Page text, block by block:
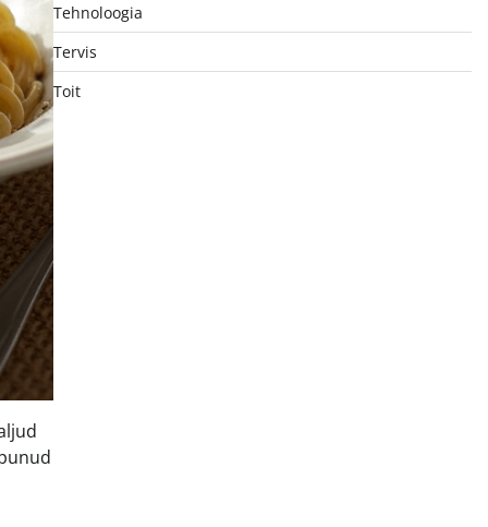
Tehnoloogia
Tervis
Toit